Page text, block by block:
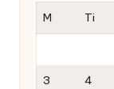
M
Ti
3 4